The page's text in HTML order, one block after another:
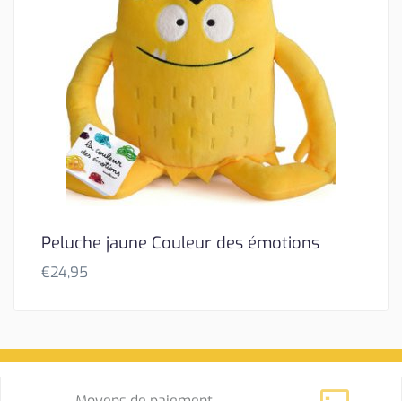
Peluche jaune Couleur des émotions
€24,95